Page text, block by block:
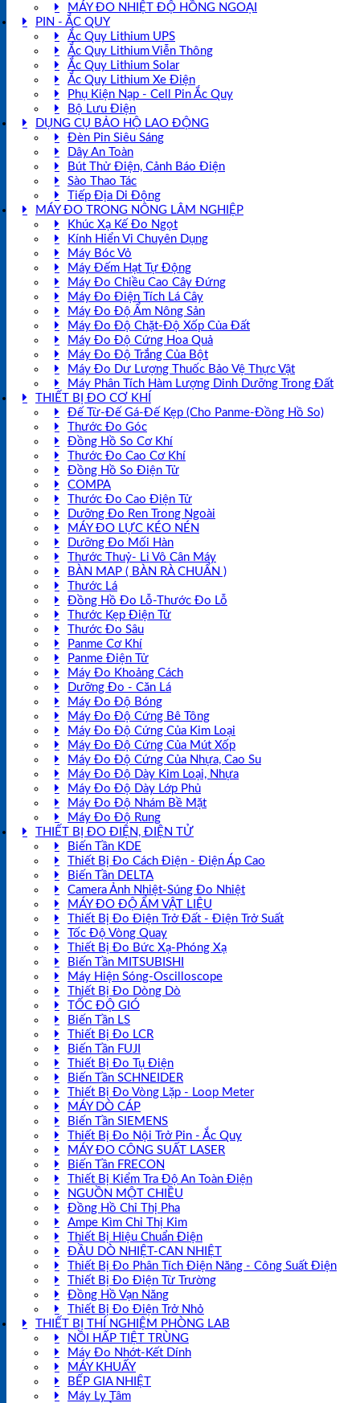
MÁY ĐO NHIỆT ĐỘ HỒNG NGOẠI
PIN - ẮC QUY
Ắc Quy Lithium UPS
Ắc Quy Lithium Viễn Thông
Ắc Quy Lithium Solar
Ắc Quy Lithium Xe Điện
Phụ Kiện Nạp - Cell Pin Ắc Quy
Bộ Lưu Điện
DỤNG CỤ BẢO HỘ LAO ĐỘNG
Đèn Pin Siêu Sáng
Dây An Toàn
Bút Thử Điện, Cảnh Báo Điện
Sào Thao Tác
Tiếp Địa Di Động
MÁY ĐO TRONG NÔNG LÂM NGHIỆP
Khúc Xạ Kế Đo Ngọt
Kính Hiển Vi Chuyên Dụng
Máy Bóc Vỏ
Máy Đếm Hạt Tự Động
Máy Đo Chiều Cao Cây Đứng
Máy Đo Điện Tích Lá Cây
Máy Đo Độ Ẩm Nông Sản
Máy Đo Độ Chặt-Độ Xốp Của Đất
Máy Đo Độ Cứng Hoa Quả
Máy Đo Độ Trắng Của Bột
Máy Đo Dư Lượng Thuốc Bảo Vệ Thực Vật
Máy Phân Tích Hàm Lượng Dinh Dưỡng Trong Đất
THIẾT BỊ ĐO CƠ KHÍ
Đế Từ-Đế Gá-Đế Kẹp (Cho Panme-Đồng Hồ So)
Thước Đo Góc
Đồng Hồ So Cơ Khí
Thước Đo Cao Cơ Khí
Đồng Hồ So Điện Tử
COMPA
Thước Đo Cao Điện Tử
Dưỡng Đo Ren Trong Ngoài
MÁY ĐO LỰC KÉO NÉN
Dưỡng Đo Mối Hàn
Thước Thuỷ- Li Vô Cân Máy
BÀN MAP ( BÀN RÀ CHUẨN )
Thước Lá
Đồng Hồ Đo Lỗ-Thước Đo Lỗ
Thước Kẹp Điện Tử
Thước Đo Sâu
Panme Cơ Khí
Panme Điện Tử
Máy Đo Khoảng Cách
Dưỡng Đo - Căn Lá
Máy Đo Độ Bóng
Máy Đo Độ Cứng Bê Tông
Máy Đo Độ Cứng Của Kim Loại
Máy Đo Độ Cứng Của Mút Xốp
Máy Đo Độ Cứng Của Nhựa, Cao Su
Máy Đo Độ Dày Kim Loại, Nhựa
Máy Đo Độ Dày Lớp Phủ
Máy Đo Độ Nhám Bề Mặt
Máy Đo Độ Rung
THIẾT BỊ ĐO ĐIỆN, ĐIỆN TỬ
Biến Tần KDE
Thiết Bị Đo Cách Điện - Điện Áp Cao
Biến Tần DELTA
Camera Ảnh Nhiệt-Súng Đo Nhiệt
MÁY ĐO ĐỘ ẨM VẬT LIỆU
Thiết Bị Đo Điện Trở Đất - Điện Trở Suất
Tốc Độ Vòng Quay
Thiết Bị Đo Bức Xạ-Phóng Xạ
Biến Tần MITSUBISHI
Máy Hiện Sóng-Oscilloscope
Thiết Bị Đo Dòng Dò
TỐC ĐỘ GIÓ
Biến Tần LS
Thiết Bị Đo LCR
Biến Tần FUJI
Thiết Bị Đo Tụ Điện
Biến Tần SCHNEIDER
Thiết Bị Đo Vòng Lặp - Loop Meter
MÁY DÒ CÁP
Biến Tần SIEMENS
Thiết Bị Đo Nội Trở Pin - Ắc Quy
MÁY ĐO CÔNG SUẤT LASER
Biến Tần FRECON
Thiết Bị Kiểm Tra Độ An Toàn Điện
NGUỒN MỘT CHIỀU
Đồng Hồ Chỉ Thị Pha
Ampe Kìm Chỉ Thị Kim
Thiết Bị Hiệu Chuẩn Điện
ĐẦU DÒ NHIỆT-CAN NHIỆT
Thiết Bị Đo Phân Tích Điện Năng - Công Suất Điện
Thiết Bị Đo Điện Từ Trường
Đồng Hồ Vạn Năng
Thiết Bị Đo Điện Trở Nhỏ
THIẾT BỊ THÍ NGHIỆM PHÒNG LAB
NỒI HẤP TIỆT TRÙNG
Máy Đo Nhớt-Kết Dính
MÁY KHUẤY
BẾP GIA NHIỆT
Máy Ly Tâm